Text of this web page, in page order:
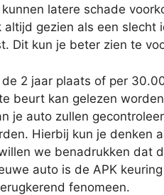
latere schade
gezien als een slecht
Dit kun je beter zien te
2 jaar plaats of per
beurt kan gelezen
je auto zullen
Hierbij kun je denken
we benadrukken dat
auto is de APK
fenomeen.